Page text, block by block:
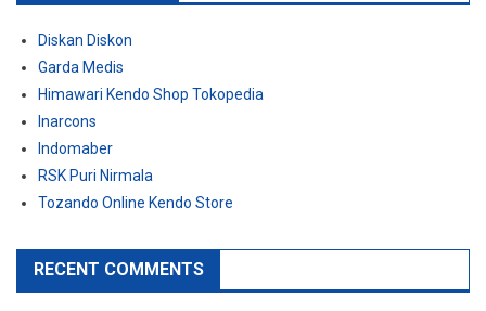
Diskan Diskon
Garda Medis
Himawari Kendo Shop Tokopedia
Inarcons
Indomaber
RSK Puri Nirmala
Tozando Online Kendo Store
RECENT COMMENTS